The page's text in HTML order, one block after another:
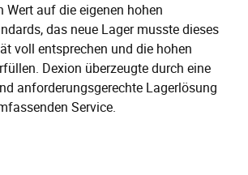
Wert auf die eigenen hohen
das neue Lager musste dieses
voll entsprechen und die hohen
Dexion überzeugte durch eine
anforderungsgerechte Lagerlösung
Service.